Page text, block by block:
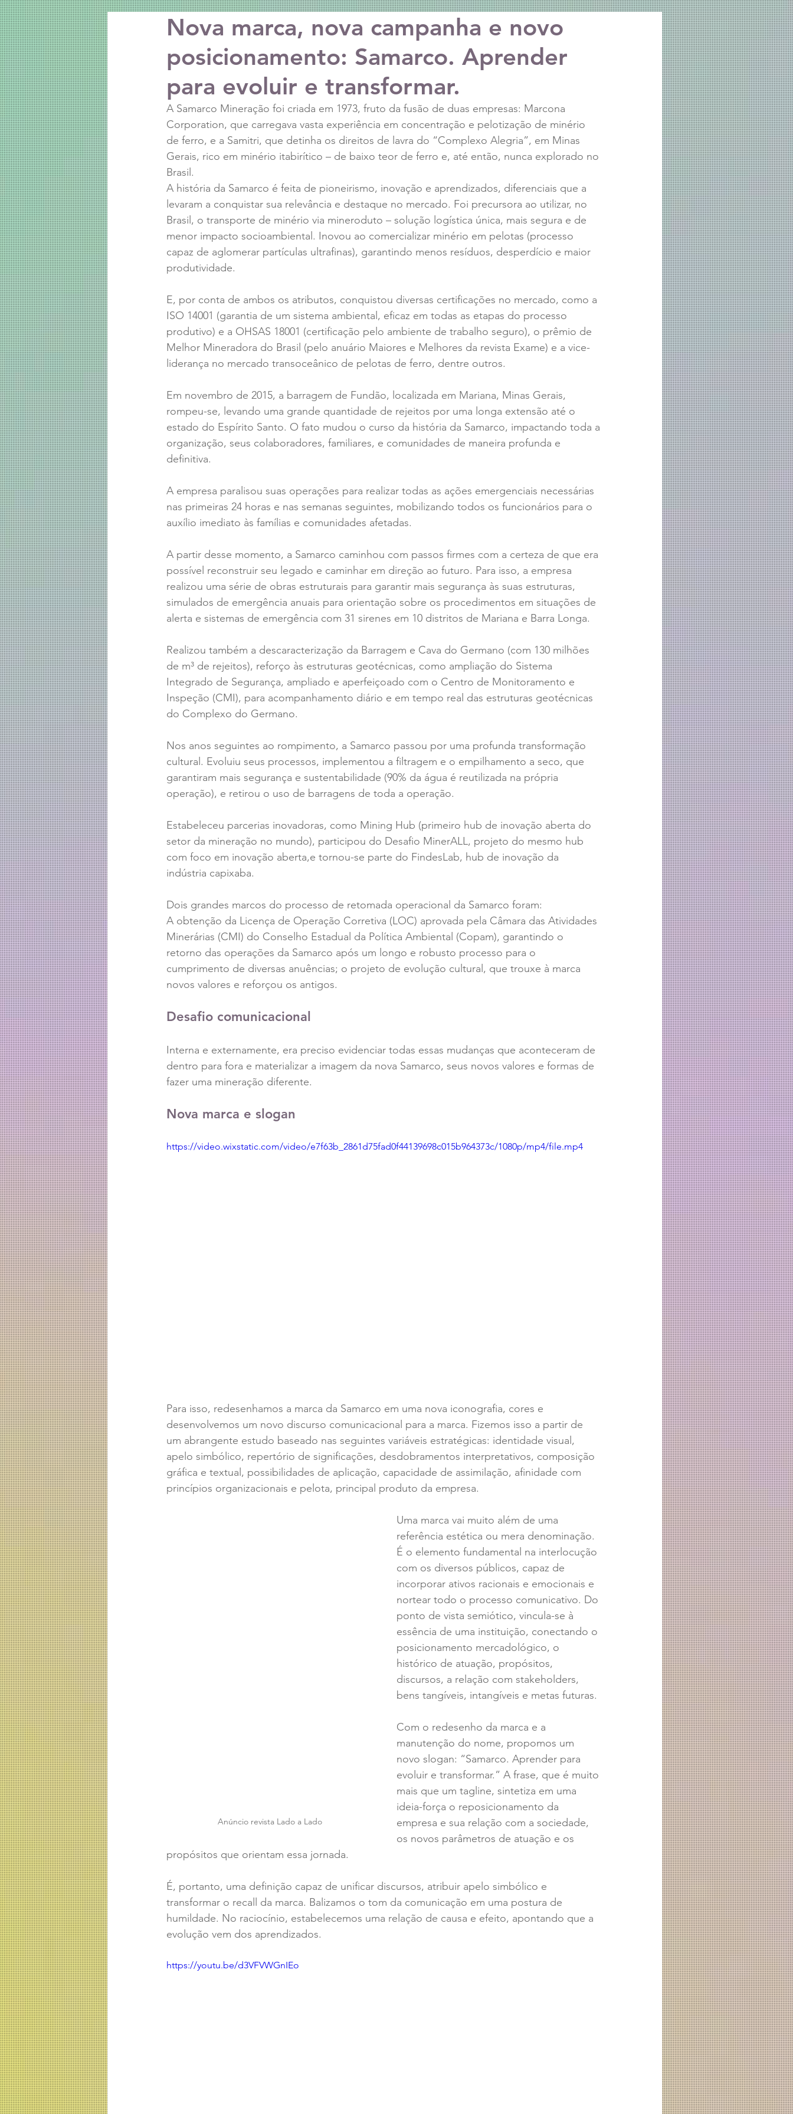
Nova marca, nova campanha e novo
posicionamento: Samarco. Aprender
para evoluir e transformar.
A Samarco Mineração foi criada em 1973, fruto da fusão de duas empresas: Marcona
Corporation, que carregava vasta experiência em concentração e pelotização de minério
de ferro, e a Samitri, que detinha os direitos de lavra do “Complexo Alegria”, em Minas
Gerais, rico em minério itabirítico – de baixo teor de ferro e, até então, nunca explorado no
Brasil.
A história da Samarco é feita de pioneirismo, inovação e aprendizados, diferenciais que a
levaram a conquistar sua relevância e destaque no mercado. Foi precursora ao utilizar, no
Brasil, o transporte de minério via mineroduto – solução logística única, mais segura e de
menor impacto socioambiental. Inovou ao comercializar minério em pelotas (processo
capaz de aglomerar partículas ultrafinas), garantindo menos resíduos, desperdício e maior
produtividade.
E, por conta de ambos os atributos, conquistou diversas certificações no mercado, como a
ISO 14001 (garantia de um sistema ambiental, eficaz em todas as etapas do processo
produtivo) e a OHSAS 18001 (certificação pelo ambiente de trabalho seguro), o prêmio de
Melhor Mineradora do Brasil (pelo anuário Maiores e Melhores da revista Exame) e a vice-
liderança no mercado transoceânico de pelotas de ferro, dentre outros.
Em novembro de 2015, a barragem de Fundão, localizada em Mariana, Minas Gerais,
rompeu-se, levando uma grande quantidade de rejeitos por uma longa extensão até o
estado do Espírito Santo. O fato mudou o curso da história da Samarco, impactando toda a
organização, seus colaboradores, familiares, e comunidades de maneira profunda e
definitiva.
A empresa paralisou suas operações para realizar todas as ações emergenciais necessárias
nas primeiras 24 horas e nas semanas seguintes, mobilizando todos os funcionários para o
auxílio imediato às famílias e comunidades afetadas.
A partir desse momento, a Samarco caminhou com passos firmes com a certeza de que era
possível reconstruir seu legado e caminhar em direção ao futuro. Para isso, a empresa
realizou uma série de obras estruturais para garantir mais segurança às suas estruturas,
simulados de emergência anuais para orientação sobre os procedimentos em situações de
alerta e sistemas de emergência com 31 sirenes em 10 distritos de Mariana e Barra Longa.
Realizou também a descaracterização da Barragem e Cava do Germano (com 130 milhões
de m³ de rejeitos), reforço às estruturas geotécnicas, como ampliação do Sistema
Integrado de Segurança, ampliado e aperfeiçoado com o Centro de Monitoramento e
Inspeção (CMI), para acompanhamento diário e em tempo real das estruturas geotécnicas
do Complexo do Germano.
Nos anos seguintes ao rompimento, a Samarco passou por uma profunda transformação
cultural. Evoluiu seus processos, implementou a filtragem e o empilhamento a seco, que
garantiram mais segurança e sustentabilidade (90% da água é reutilizada na própria
operação), e retirou o uso de barragens de toda a operação.
Estabeleceu parcerias inovadoras, como Mining Hub (primeiro hub de inovação aberta do
setor da mineração no mundo), participou do Desafio MinerALL, projeto do mesmo hub
com foco em inovação aberta,e tornou-se parte do FindesLab, hub de inovação da
indústria capixaba.
Dois grandes marcos do processo de retomada operacional da Samarco foram:
A obtenção da Licença de Operação Corretiva (LOC) aprovada pela Câmara das Atividades
Minerárias (CMI) do Conselho Estadual da Política Ambiental (Copam), garantindo o
retorno das operações da Samarco após um longo e robusto processo para o
cumprimento de diversas anuências; o projeto de evolução cultural, que trouxe à marca
novos valores e reforçou os antigos.
Desafio comunicacional
Interna e externamente, era preciso evidenciar todas essas mudanças que aconteceram de
dentro para fora e materializar a imagem da nova Samarco, seus novos valores e formas de
fazer uma mineração diferente.
Nova marca e slogan
https://video.wixstatic.com/video/e7f63b_2861d75fad0f44139698c015b964373c/1080p/mp4/file.mp4
Para isso, redesenhamos a marca da Samarco em uma nova iconografia, cores e
desenvolvemos um novo discurso comunicacional para a marca. Fizemos isso a partir de
um abrangente estudo baseado nas seguintes variáveis estratégicas: identidade visual,
apelo simbólico, repertório de significações, desdobramentos interpretativos, composição
gráfica e textual, possibilidades de aplicação, capacidade de assimilação, afinidade com
princípios organizacionais e pelota, principal produto da empresa.
Anúncio revista Lado a Lado
Uma marca vai muito além de uma
referência estética ou mera denominação.
É o elemento fundamental na interlocução
com os diversos públicos, capaz de
incorporar ativos racionais e emocionais e
nortear todo o processo comunicativo. Do
ponto de vista semiótico, vincula-se à
essência de uma instituição, conectando o
posicionamento mercadológico, o
histórico de atuação, propósitos,
discursos, a relação com stakeholders,
bens tangíveis, intangíveis e metas futuras.
Com o redesenho da marca e a
manutenção do nome, propomos um
novo slogan: “Samarco. Aprender para
evoluir e transformar.” A frase, que é muito
mais que um tagline, sintetiza em uma
ideia-força o reposicionamento da
empresa e sua relação com a sociedade,
os novos parâmetros de atuação e os
propósitos que orientam essa jornada.
É, portanto, uma definição capaz de unificar discursos, atribuir apelo simbólico e
transformar o recall da marca. Balizamos o tom da comunicação em uma postura de
humildade. No raciocínio, estabelecemos uma relação de causa e efeito, apontando que a
evolução vem dos aprendizados.
https://youtu.be/d3VFVWGnIEo